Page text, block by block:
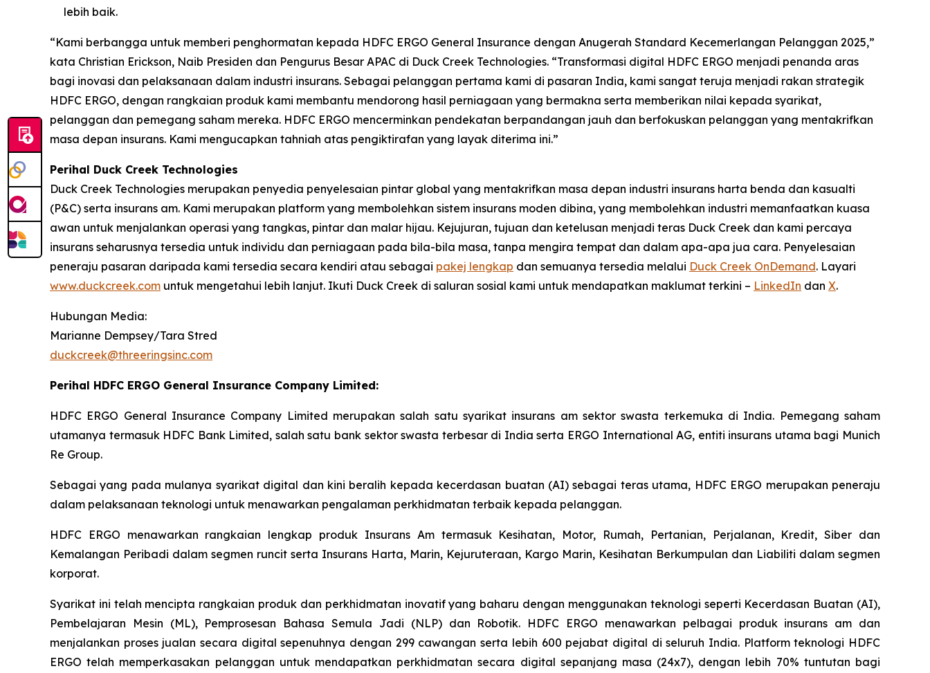
lebih baik.
“Kami berbangga untuk memberi penghormatan kepada HDFC ERGO General Insurance dengan Anugerah Standard Kecemerlangan Pelanggan 2025,”
kata Christian Erickson, Naib Presiden dan Pengurus Besar APAC di Duck Creek Technologies. “Transformasi digital HDFC ERGO menjadi penanda aras
bagi inovasi dan pelaksanaan dalam industri insurans. Sebagai pelanggan pertama kami di pasaran India, kami sangat teruja menjadi rakan strategik
HDFC ERGO, dengan rangkaian produk kami membantu mendorong hasil perniagaan yang bermakna serta memberikan nilai kepada syarikat,
pelanggan dan pemegang saham mereka. HDFC ERGO mencerminkan pendekatan berpandangan jauh dan berfokuskan pelanggan yang mentakrifkan
masa depan insurans. Kami mengucapkan tahniah atas pengiktirafan yang layak diterima ini.”
Perihal Duck Creek Technologies
Duck Creek Technologies merupakan penyedia penyelesaian pintar global yang mentakrifkan masa depan industri insurans harta benda dan kasualti
(P&C) serta insurans am. Kami merupakan platform yang membolehkan sistem insurans moden dibina, yang membolehkan industri memanfaatkan kuasa
awan untuk menjalankan operasi yang tangkas, pintar dan malar hijau. Kejujuran, tujuan dan ketelusan menjadi teras Duck Creek dan kami percaya
insurans seharusnya tersedia untuk individu dan perniagaan pada bila-bila masa, tanpa mengira tempat dan dalam apa-apa jua cara. Penyelesaian
peneraju pasaran daripada kami tersedia secara kendiri atau sebagai pakej lengkap dan semuanya tersedia melalui Duck Creek OnDemand. Layari
www.duckcreek.com untuk mengetahui lebih lanjut. Ikuti Duck Creek di saluran sosial kami untuk mendapatkan maklumat terkini – LinkedIn dan X.
Hubungan Media:
Marianne Dempsey/Tara Stred
duckcreek@threeringsinc.com
Perihal HDFC ERGO General Insurance Company Limited:
HDFC ERGO General Insurance Company Limited merupakan salah satu syarikat insurans am sektor swasta terkemuka di India. Pemegang saham
utamanya termasuk HDFC Bank Limited, salah satu bank sektor swasta terbesar di India serta ERGO International AG, entiti insurans utama bagi Munich
Re Group.
Sebagai yang pada mulanya syarikat digital dan kini beralih kepada kecerdasan buatan (AI) sebagai teras utama, HDFC ERGO merupakan peneraju
dalam pelaksanaan teknologi untuk menawarkan pengalaman perkhidmatan terbaik kepada pelanggan.
HDFC ERGO menawarkan rangkaian lengkap produk Insurans Am termasuk Kesihatan, Motor, Rumah, Pertanian, Perjalanan, Kredit, Siber dan
Kemalangan Peribadi dalam segmen runcit serta Insurans Harta, Marin, Kejuruteraan, Kargo Marin, Kesihatan Berkumpulan dan Liabiliti dalam segmen
korporat.
Syarikat ini telah mencipta rangkaian produk dan perkhidmatan inovatif yang baharu dengan menggunakan teknologi seperti Kecerdasan Buatan (AI),
Pembelajaran Mesin (ML), Pemprosesan Bahasa Semula Jadi (NLP) dan Robotik. HDFC ERGO menawarkan pelbagai produk insurans am dan
menjalankan proses jualan secara digital sepenuhnya dengan 299 cawangan serta lebih 600 pejabat digital di seluruh India. Platform teknologi HDFC
ERGO telah memperkasakan pelanggan untuk mendapatkan perkhidmatan secara digital sepanjang masa (24x7), dengan lebih 70% tuntutan bagi